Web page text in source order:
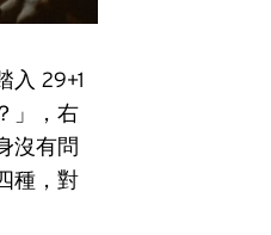
入 29+1
」，右
沒有問
種，對